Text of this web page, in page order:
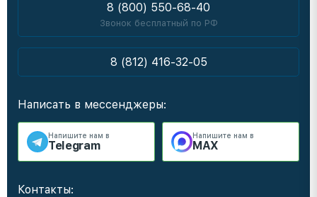
8 (800) 550-68-40
Звонок бесплатный по РФ
8 (812) 416-32-05
Написать в мессенджеры:
Напишите нам в
Telegram
Напишите нам в
MAX
Контакты: